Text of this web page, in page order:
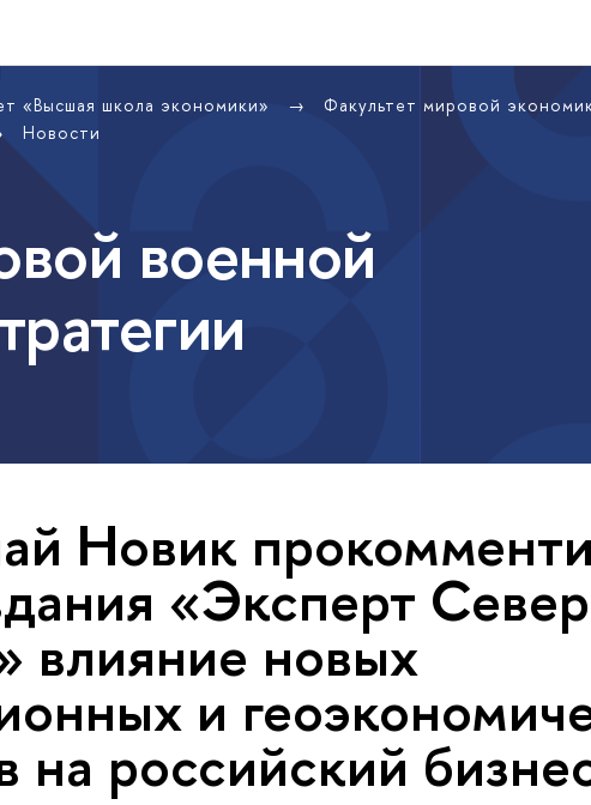
«Высшая школа экономики» Факультет мировой
Новости
военной
Новик
«Эксперт
влияние новых
и
на российский